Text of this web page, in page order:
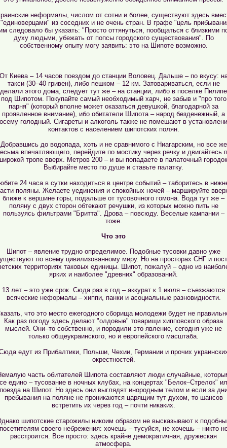
неформалы, числом от сотни и более, существуют здесь
из соседних и не очень стран. В графе "цель
следовало бы указать: "Просто оттянуться, пообщаться с близкими
духу людьми, убежать от попсы городского существования". По
собственному опыту могу заявить: это на Шипоте возможно.
От Киева – 14 часов поездом до станции Воловец. Дальше – по вкусу:
такси (30–40 гривен), либо пешком – 12 км. Затовариваться, если не
этого дома, следует тут же – на станции, либо в поселке
под Шипотом. Покупайте самый необходимый харч, не забыв и "про того
парня" (который вполне может оказаться девушкой, благодарной за
проявленное внимание), ибо обитатели Шипота – народ безденежный, а
голодный. Сигареты и алкоголь также не помешают в
контактов с населением шипотских полян.
Добравшись до водопада, хоть и не сравнимого с Ниагарским, но все же
впечатляющего, перейдите по мостику через речку и двигайтесь
тропе вверх. Метров 200 – и вы попадаете в палаточный городок.
Выбирайте место по душе и ставьте палатку.
24 часа в сутки находиться в центре событий – таборитесь в
поляны. Желаете уединения и спокойных ночей – маршируйте
ближе к вершине горы, подальше от тусовочного гомона. Вода тут же –
поляну с двух сторон обтекают речушки, из которых можно пить не
пользуясь фильтрами "Бритта". Дрова – повсюду. Веселые кампании –
тоже.
Что это
Шипот – явление трудно определимое. Подобные тусовки давно уже
по всему цивилизованному миру. Но на просторах СНГ и
территориях таковых единицы. Шипот, пожалуй – одно из
ярких и наиболее "древних" образований.
13 лет – это уже срок. Сюда раз в год – аккурат к 1 июля – съезжаются
всяческие неформалы – хиппи, панки и асоциальные разновидности.
что это место ежегодного сборища молодежи будет не
Как раз погоду здесь делают "олдовые" товарищи хипповского образа
мыслей. Они–то собственно, и породили это явление, сегодня уже не
только общеукраинского, но и европейского масштаба.
едут из Прибалтики, Польши, Чехии, Германии и прочих
окрестностей.
часть обитателей Шипота составляют люди случайные,
едино – тусование в ночных клубах, на концертах "Белок–Стрелок"
поезда на Шипот. Но здесь они выглядят инородным телом и если за
пребывания на поляне не проникаются царящим тут духом, то шансов
встретить их через год – почти никаких.
шипотские старожилы никоим образом не высказывают к
посетителям своего небрежения: хочешь – тусуйся, не хочешь – никто
расстроится. Все просто: здесь крайне демократичная, дружеская
атмосфера.